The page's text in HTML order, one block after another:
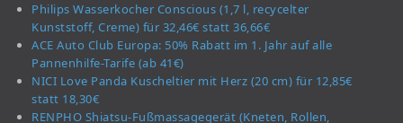
Philips Wasserkocher Conscious (1,7 l, recycelter
Kunststoff, Creme) für 32,46€ statt 36,66€
ACE Auto Club Europa: 50% Rabatt im 1. Jahr auf alle
Pannenhilfe-Tarife (ab 41€)
NICI Love Panda Kuscheltier mit Herz (20 cm) für 12,85€
statt 18,30€
RENPHO Shiatsu-Fußmassagegerät (Kneten, Rollen,